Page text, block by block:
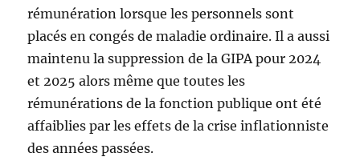
rémunération lorsque les personnels sont
placés en congés de maladie ordinaire. Il a aussi
maintenu la suppression de la GIPA pour 2024
et 2025 alors même que toutes les
rémunérations de la fonction publique ont été
affaiblies par les effets de la crise inflationniste
des années passées.